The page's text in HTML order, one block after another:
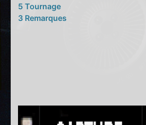
5 Tournage
3 Remarques